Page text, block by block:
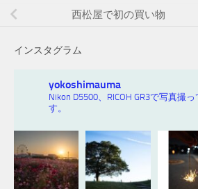
西松屋で初の買い物
インスタグラム
yokoshimauma
Nikon D5500、RICOH GR3で写真撮っ
す。